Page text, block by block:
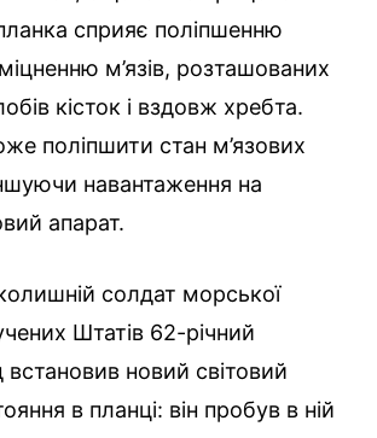
сприяє поліпшенню
м’язів, розташованих
кісток і вздовж хребта.
поліпшити стан м’язових
навантаження на
апарат.
солдат морської
Штатів 62-річний
новий світовий
в планці: він пробув в ній